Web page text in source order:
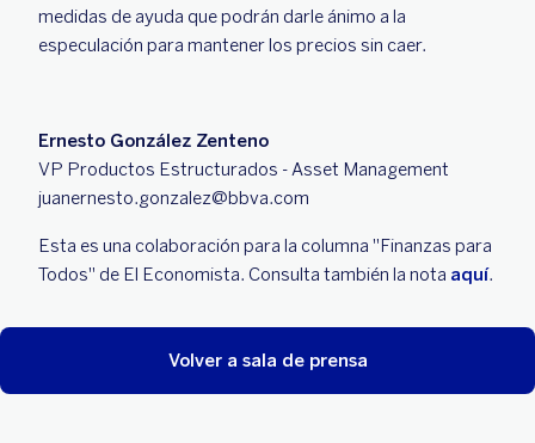
medidas de ayuda que podrán darle ánimo a la
especulación para mantener los precios sin caer.
Ernesto González Zenteno
VP Productos Estructurados - Asset Management
juanernesto.gonzalez@bbva.com
Esta es una colaboración para la columna "Finanzas para
Todos" de El Economista. Consulta también la nota aquí.
Volver a sala de prensa